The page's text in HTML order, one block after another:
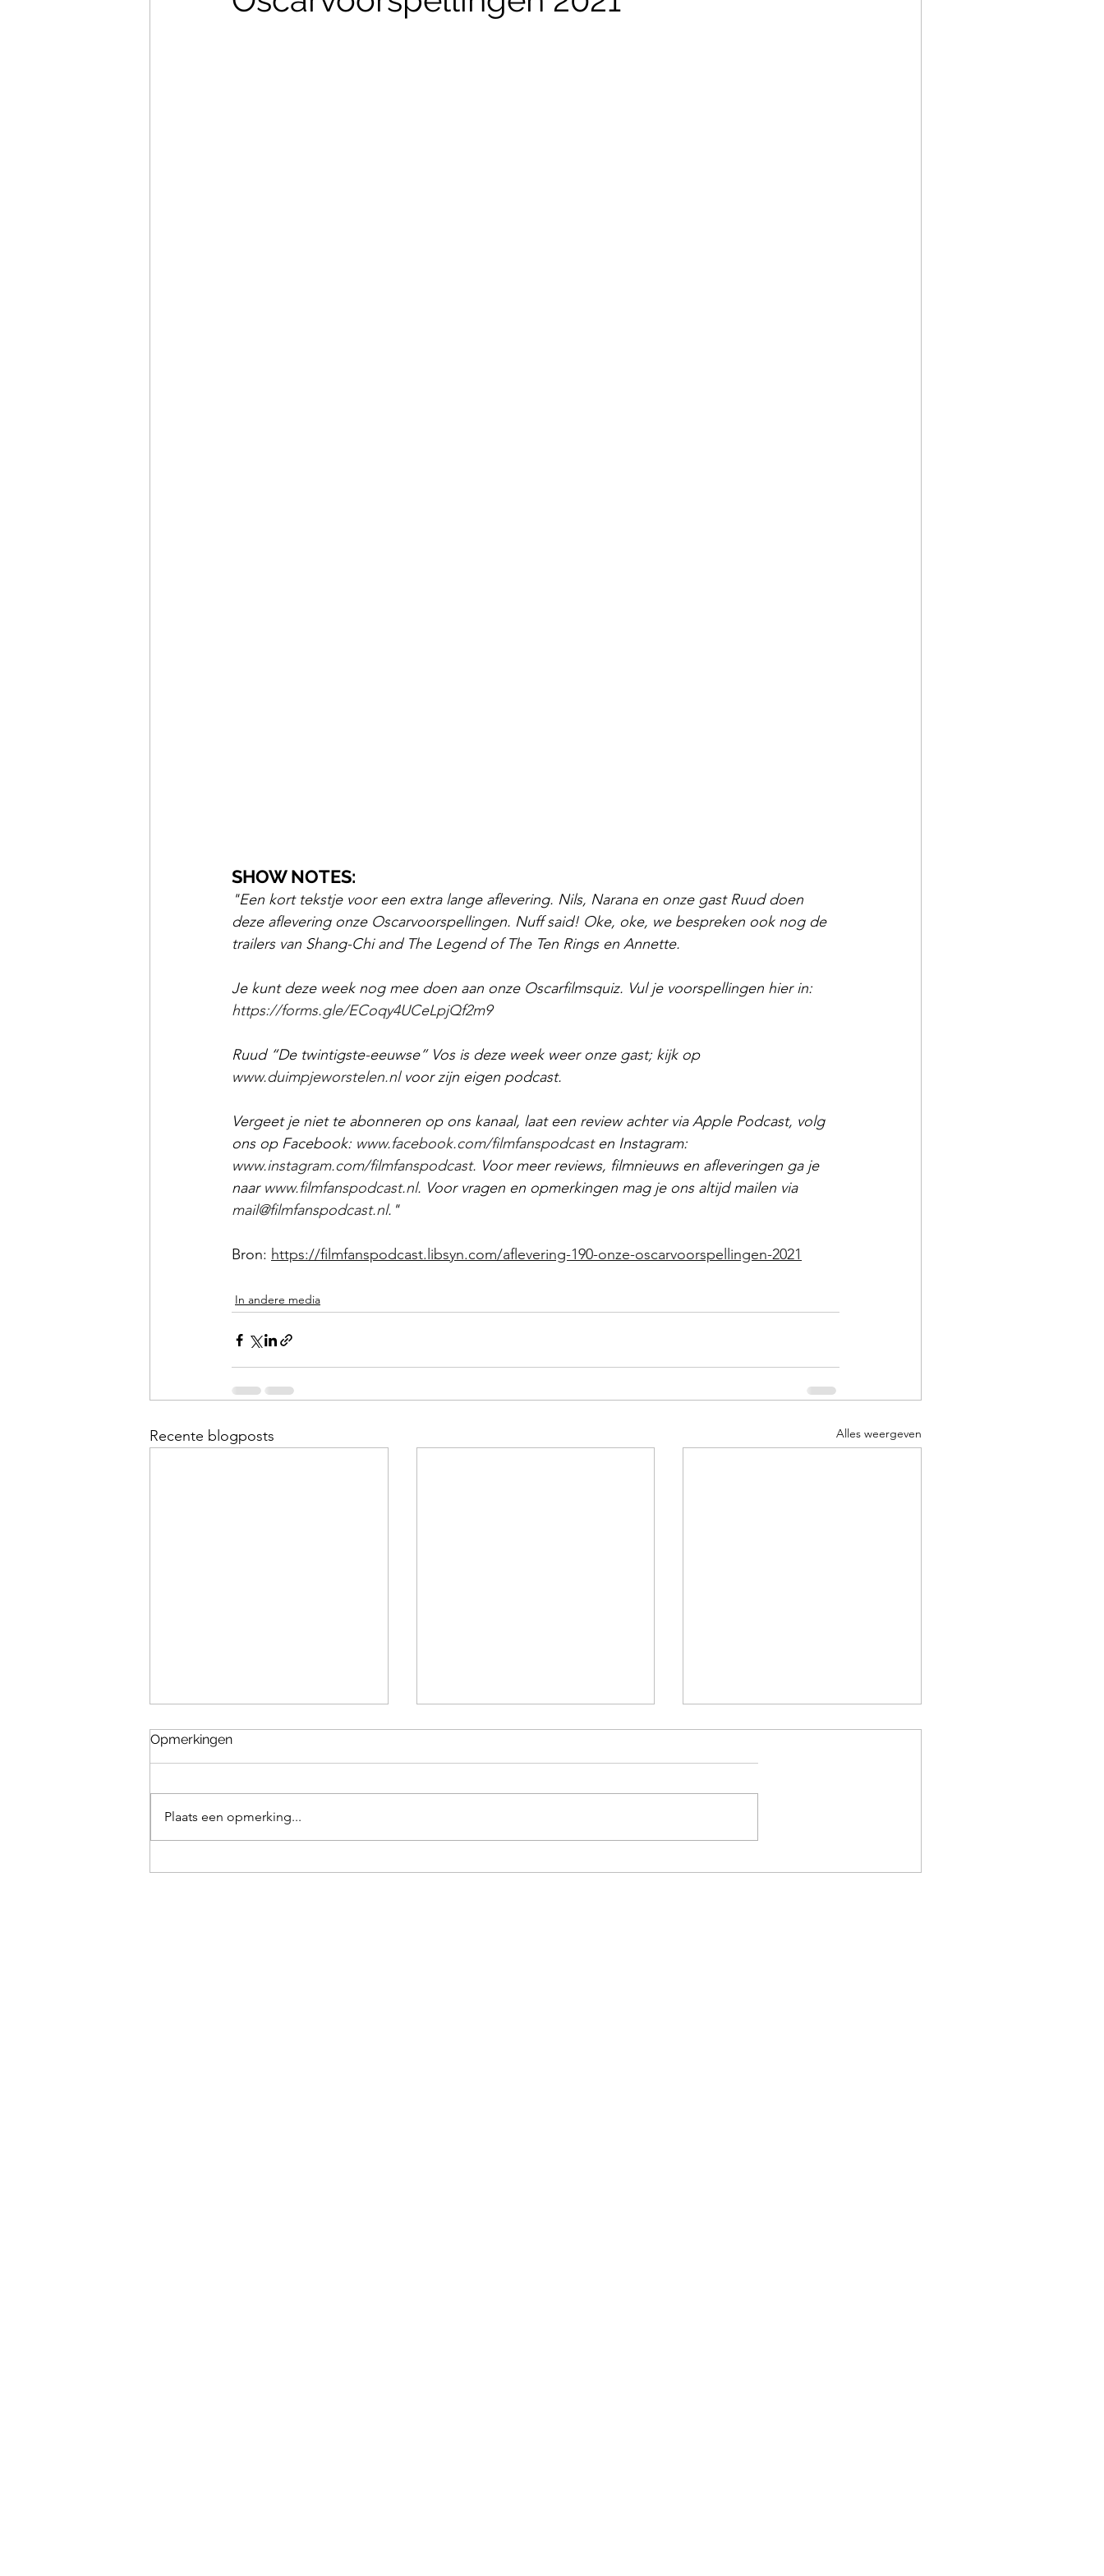
SHOW NOTES:
"Een kort tekstje voor een extra lange aflevering. Nils, Narana en onze gast Ruud doen
deze aflevering onze Oscarvoorspellingen. Nuff said! Oke, oke, we bespreken ook nog de
trailers van Shang-Chi and The Legend of The Ten Rings en Annette.
Je kunt deze week nog mee doen aan onze Oscarfilmsquiz. Vul je voorspellingen hier in:
https://forms.gle/ECoqy4UCeLpjQf2m9
Ruud “De twintigste-eeuwse” Vos is deze week weer onze gast; kijk op
www.duimpjeworstelen.nl voor zijn eigen podcast.
Vergeet je niet te abonneren op ons kanaal, laat een review achter via Apple Podcast, volg
ons op Facebook: www.facebook.com/filmfanspodcast en Instagram:
www.instagram.com/filmfanspodcast. Voor meer reviews, filmnieuws en afleveringen ga je
naar www.filmfanspodcast.nl. Voor vragen en opmerkingen mag je ons altijd mailen via
mail@filmfanspodcast.nl."
Bron: https://filmfanspodcast.libsyn.com/aflevering-190-onze-oscarvoorspellingen-2021
In andere media
Recente blogposts Alles weergeven
Opmerkingen
Plaats een opmerking...